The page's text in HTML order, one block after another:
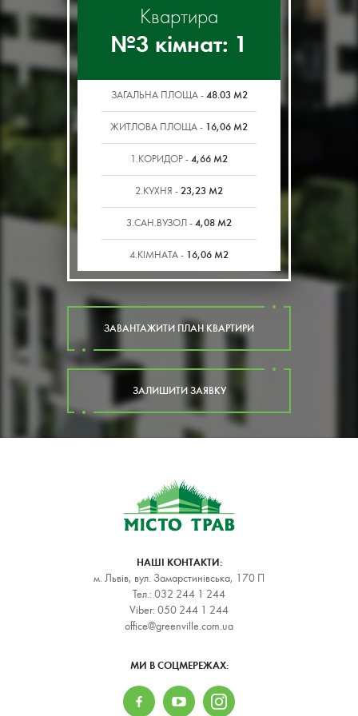
Квартира
№3 кімнат: 1
ЗАГАЛЬНА ПЛОЩА - 48.03 М2
ЖИТЛОВА ПЛОЩА - 16,06 М2
1.КОРИДОР - 4,66 М2
2.КУХНЯ - 23,23 М2
3.САН.ВУЗОЛ - 4,08 М2
4.КІМНАТА - 16,06 М2
ЗАВАНТАЖИТИ ПЛАН КВАРТИРИ
ЗАЛИШИТИ ЗАЯВКУ
НАШІ КОНТАКТИ:
м. Львів, вул. Замарстинівська, 170 П
Тел.: 032 244 1 244
Viber: 050 244 1 244
office@greenville.com.ua
МИ В СОЦМЕРЕЖАХ: